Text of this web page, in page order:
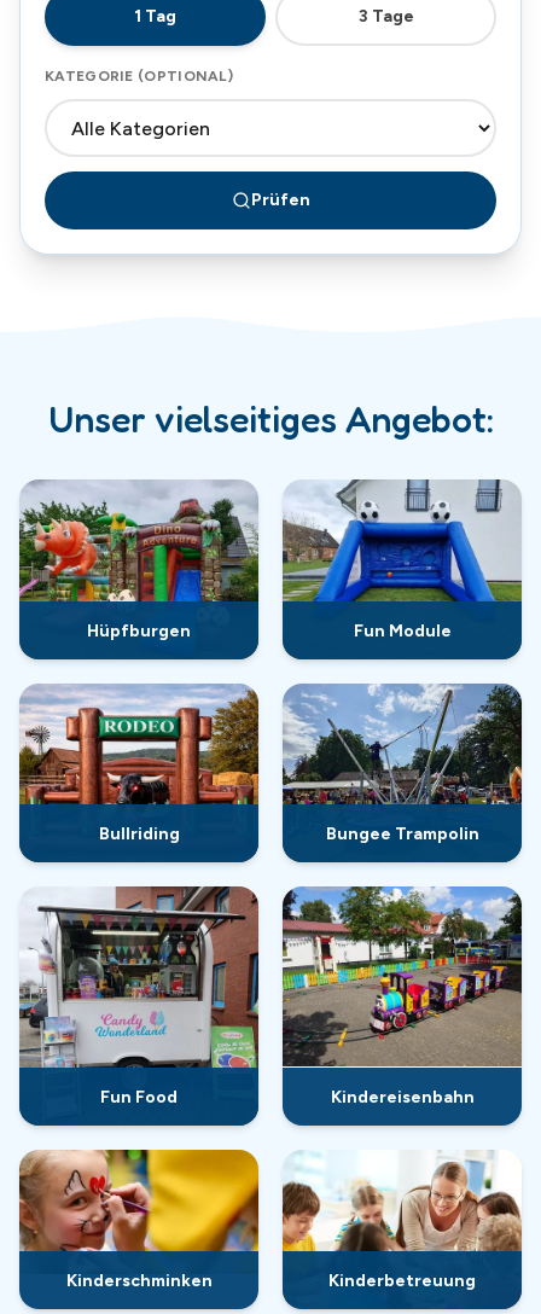
1 Tag 3 Tage
KATEGORIE (OPTIONAL)
Prüfen
Unser vielseitiges Angebot:
Hüpfburgen Fun Module
Bullriding Bungee Trampolin
Fun Food Kindereisenbahn
Kinderschminken Kinderbetreuung